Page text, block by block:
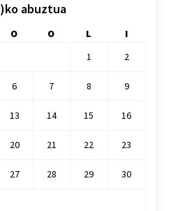
abuztua
O O L
I
1
2
6 7 8 9
13 14 15 16
20 21 22 23
27 28 29 30